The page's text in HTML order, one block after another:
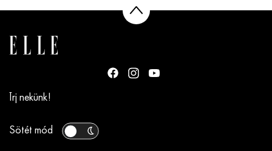
Írj nekünk!
Sötét mód